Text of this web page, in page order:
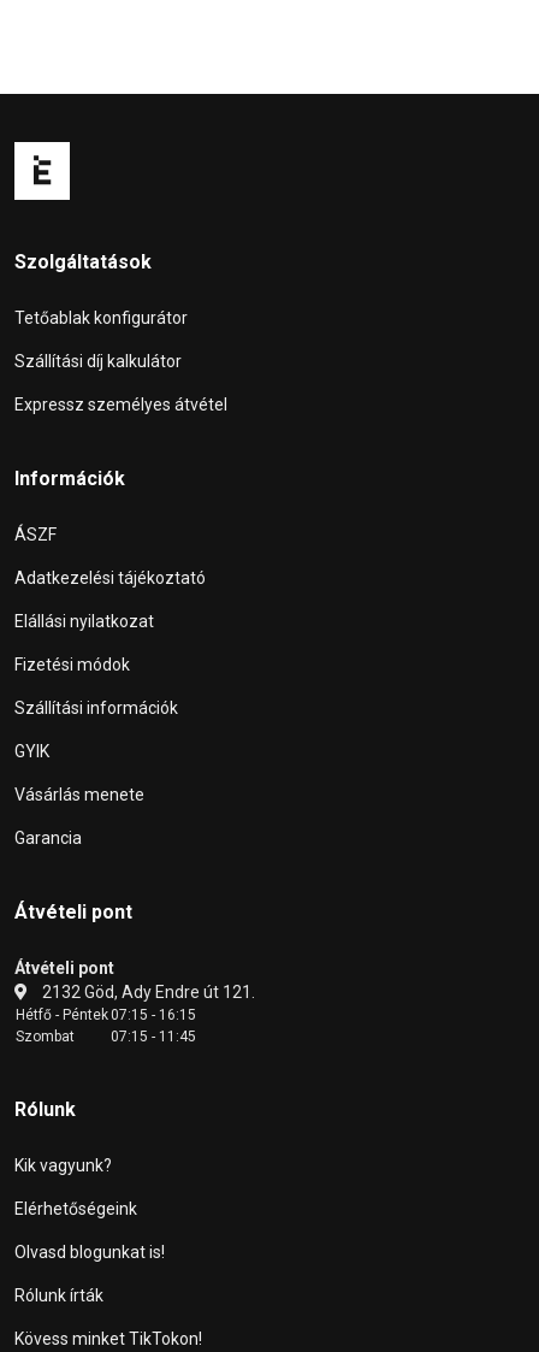
Szolgáltatások
Tetőablak konfigurátor
Szállítási díj kalkulátor
Expressz személyes átvétel
Információk
ÁSZF
Adatkezelési tájékoztató
Elállási nyilatkozat
Fizetési módok
Szállítási információk
GYIK
Vásárlás menete
Garancia
Átvételi pont
Átvételi pont
2132 Göd, Ady Endre út 121.
Hétfő - Péntek07:15 - 16:15
Szombat
07:15 - 11:45
Rólunk
Kik vagyunk?
Elérhetőségeink
Olvasd blogunkat is!
Rólunk írták
Kövess minket TikTokon!